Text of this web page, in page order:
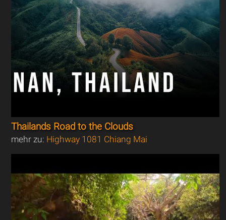
Thailands Road to the Clouds
mehr zu: Highway 1081 Chiang Mai